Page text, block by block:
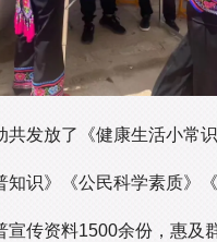
共发放了《健康生活小常
知识》《公民科学素质》
宣传资料1500余份，惠及